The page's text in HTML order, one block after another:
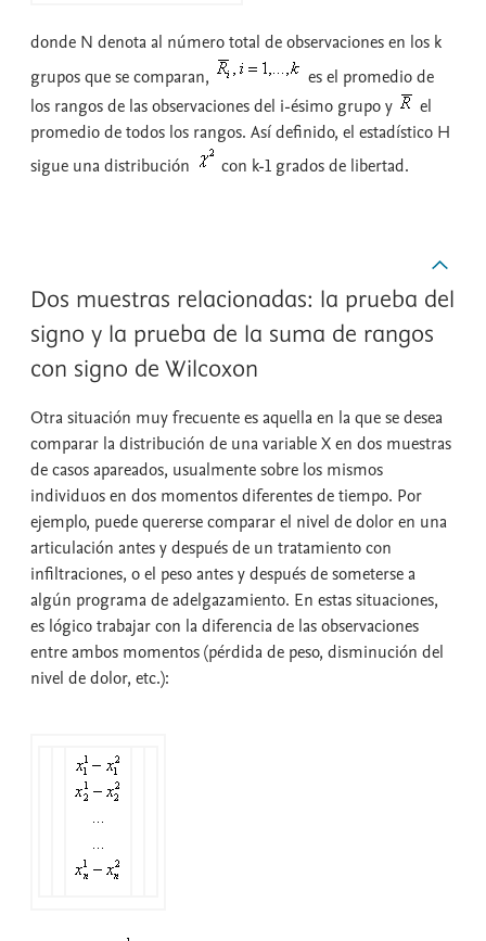
donde N denota al número total de observaciones en los k
grupos que se comparan,
es el promedio de
los rangos de las observaciones del i-ésimo grupo y
el
promedio de todos los rangos. Así definido, el estadístico H
sigue una distribución
con k-1 grados de libertad.
Dos muestras relacionadas: la prueba del
signo y la prueba de la suma de rangos
con signo de Wilcoxon
Otra situación muy frecuente es aquella en la que se desea
comparar la distribución de una variable X en dos muestras
de casos apareados, usualmente sobre los mismos
individuos en dos momentos diferentes de tiempo. Por
ejemplo, puede quererse comparar el nivel de dolor en una
articulación antes y después de un tratamiento con
infiltraciones, o el peso antes y después de someterse a
algún programa de adelgazamiento. En estas situaciones,
es lógico trabajar con la diferencia de las observaciones
entre ambos momentos (pérdida de peso, disminución del
nivel de dolor, etc.):